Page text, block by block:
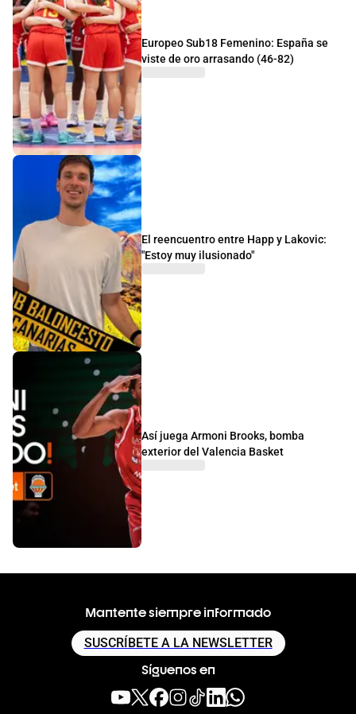
Europeo Sub18 Femenino: España se
viste de oro arrasando (46-82)
El reencuentro entre Happ y Lakovic:
"Estoy muy ilusionado"
Así juega Armoni Brooks, bomba
exterior del Valencia Basket
Mantente siempre informado
SUSCRÍBETE A LA NEWSLETTER
Síguenos en